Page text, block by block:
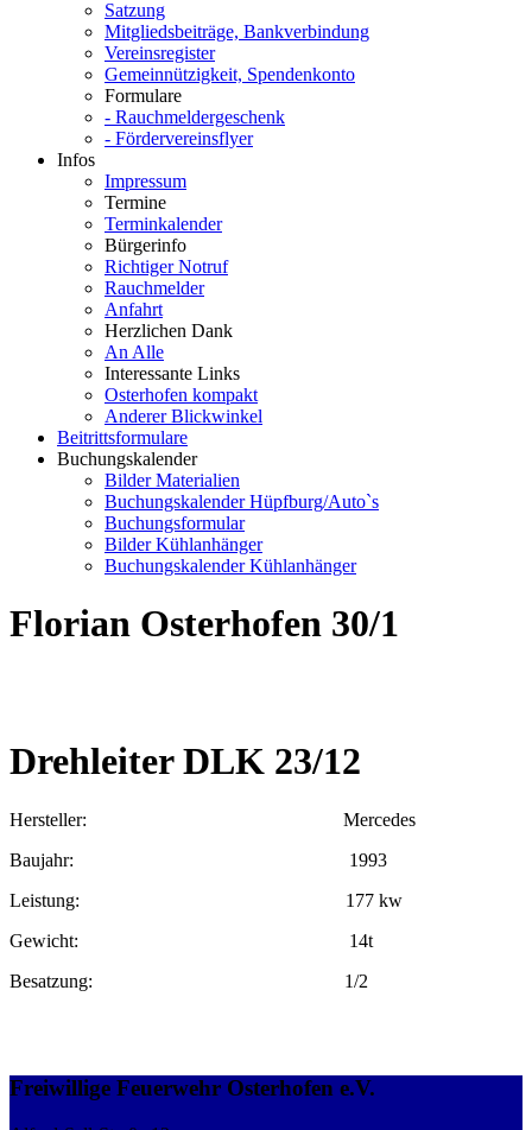
Satzung
Mitgliedsbeiträge, Bankverbindung
Vereinsregister
Gemeinnützigkeit, Spendenkonto
Formulare
- Rauchmeldergeschenk
- Fördervereinsflyer
Infos
Impressum
Termine
Terminkalender
Bürgerinfo
Richtiger Notruf
Rauchmelder
Anfahrt
Herzlichen Dank
An Alle
Interessante Links
Osterhofen kompakt
Anderer Blickwinkel
Beitrittsformulare
Buchungskalender
Bilder Materialien
Buchungskalender Hüpfburg/Auto`s
Buchungsformular
Bilder Kühlanhänger
Buchungskalender Kühlanhänger
Florian Osterhofen 30/1
Drehleiter DLK 23/12
Hersteller: Mercedes
Baujahr: 1993
Leistung: 177 kw
Gewicht: 14t
Besatzung: 1/2
Freiwillige Feuerwehr Osterhofen e.V.